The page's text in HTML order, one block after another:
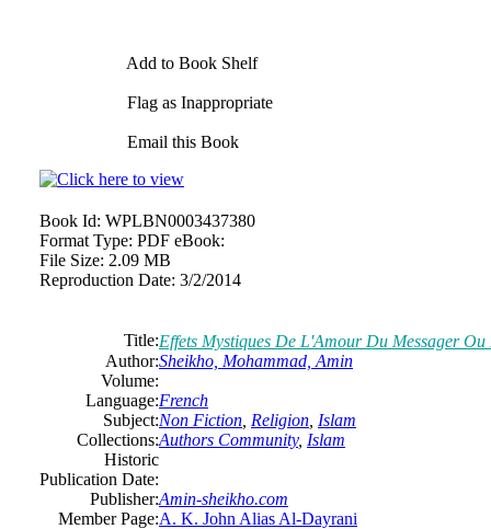
Add to Book Shelf
Flag as Inappropriate
Email this Book
Book Id: WPLBN0003437380
Format Type: PDF eBook:
File Size: 2.09 MB
Reproduction Date: 3/2/2014
Title:Effets Mystiques De L'Amour Du Messager Ou
Author:Sheikho, Mohammad, Amin
Volume:
Language:French
Subject:Non Fiction Religion Islam
Collections:Authors Community, Islam
Historic
Publication Date:
Publisher:Amin-sheikho.com
Member Page:A. K. John Alias Al-Dayrani